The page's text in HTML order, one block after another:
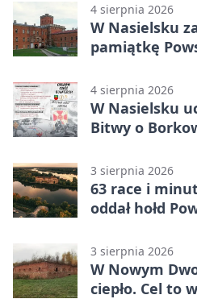
4 sierpnia 2026
W Nasielsku
pamiątkę
4 sierpnia 2026
W Nasielsku
Bitwy o
3 sierpnia 2026
63 race i
oddał hołd
3 sierpnia 2026
W Nowym
ciepło. Cel to